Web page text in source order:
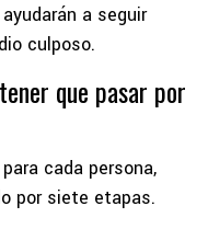
a seguir
culposo.
que pasar por
cada persona,
por siete etapas.